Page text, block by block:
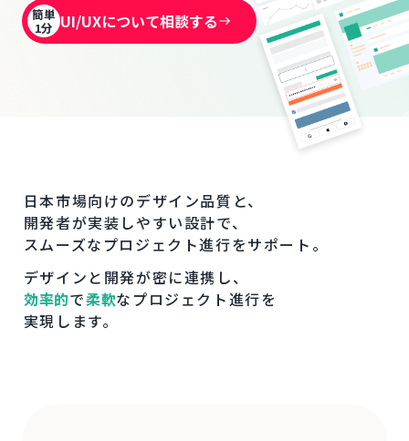
簡単
1分 UI/UXについて相談する
日本市場向けのデザイン品質と、
開発者が実装しやすい設計で、
スムーズなプロジェクト進行をサポート。
デザインと開発が密に連携し、
効率的で柔軟なプロジェクト進行を
実現します。